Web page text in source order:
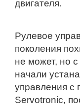
двигателя.
Рулевое
поколения
не может, но
начали
управления
Servotronic,